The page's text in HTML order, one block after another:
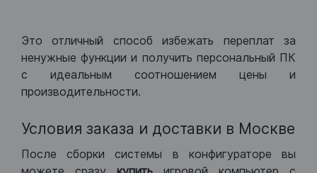
Это отличный способ избежать переплат за
ненужные функции и получить персональный ПК
с идеальным соотношением цены и
производительности.
Условия заказа и доставки в Москве
После сборки системы в конфигураторе вы